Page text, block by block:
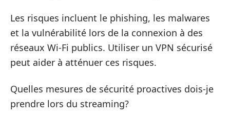
Les risques incluent le phishing, les malwares
et la vulnérabilité lors de la connexion à des
réseaux Wi-Fi publics. Utiliser un VPN sécurisé
peut aider à atténuer ces risques.
Quelles mesures de sécurité proactives dois-je
prendre lors du streaming?